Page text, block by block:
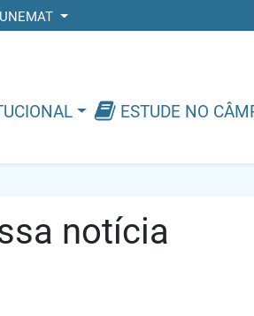
ESTUDE NO
notícia